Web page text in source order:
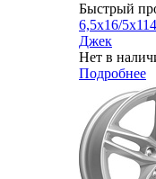
Быстрый
6,5x16/
Джек
Нет в
Подробнее